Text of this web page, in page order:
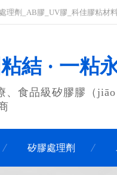
理劑_AB膠_UV膠_科佳膠粘材
結 · 一粘
、食品級矽膠膠（
矽膠處理劑